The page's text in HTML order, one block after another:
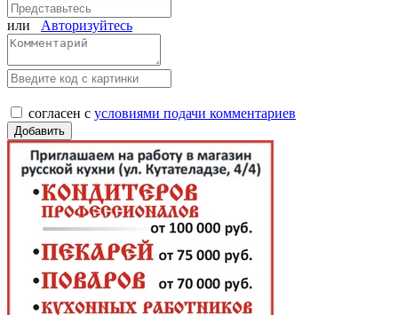
или Авторизуйтесь
согласен с условиями подачи комментариев